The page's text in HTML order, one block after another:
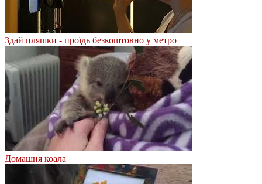
Здай пляшки - проїдь безкоштовно у метро
Домашня коала